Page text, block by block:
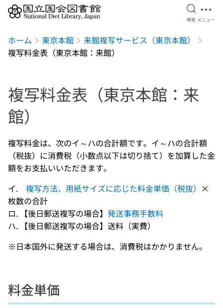
検索を
検索 メ
メニュー
ホーム 東京本館
来館複写サービス（東京本館）
複写料金表（東京本館：来館）
複写料金表（東京本館：来
館）
複写料金は、次のイ～ハの合計額です。イ～ハの合計額
（税抜）に消費税（小数点以下は切り捨て）を加算した金
額をお支払いいただきます。
イ. 複写方法、用紙サイズに応じた料金単価（税抜） ×
枚数の合計
ロ. 【後日郵送複写の場合】 発送事務手数料
ハ. 【後日郵送複写の場合】送料（実費）
※日本国外に発送する場合は、消費税はかかりません。
料金単価